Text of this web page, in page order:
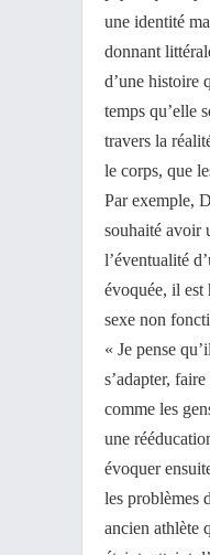
une identité
donnant
d’une histoire
temps qu’elle
travers la
le corps, que
Par exemple,
souhaité avoir
l’éventualité
évoquée, il est
sexe non
« Je pense
s’adapter,
comme les
une
évoquer
les problèmes
ancien athlète